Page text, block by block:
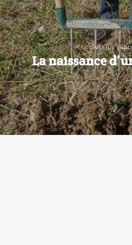
CONSEILS
La naissance